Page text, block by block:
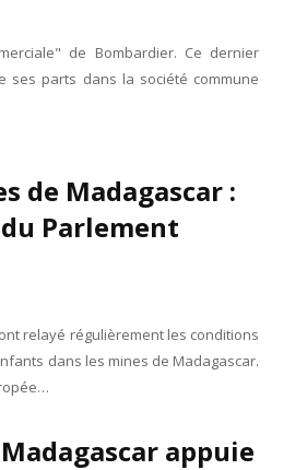
de Bombardier. Ce dernier
ses parts dans la société commune
de Madagascar :
Parlement
relayé régulièrement les conditions
dans les mines de Madagascar.
appuie